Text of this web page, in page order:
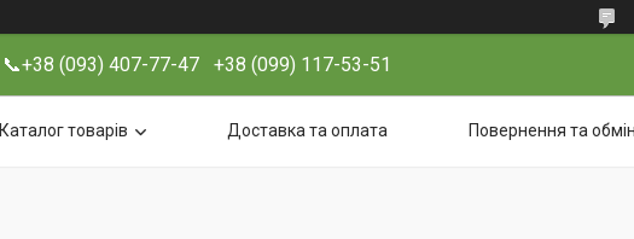
📞+38 (093) 407-77-47 +38 (099) 117-53-51
Каталог товарів Доставка та оплата Повернення та обмін